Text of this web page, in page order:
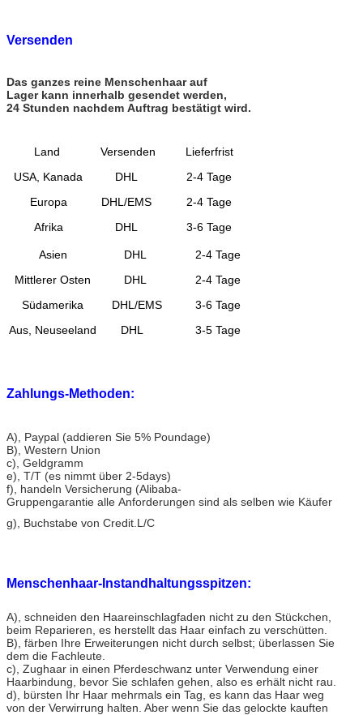
Versenden
Das ganzes reine Menschenhaar auf
Lager kann innerhalb gesendet werden,
24 Stunden nachdem Auftrag bestätigt wird.
Land Versenden
Lieferfrist
USA, Kanada
DHL
2-4 Tage
Europa
DHL/EMS
2-4 Tage
Afrika
DHL 3-6 Tage
Asien DHL
2-4 Tage
Mittlerer Osten
DHL
2-4 Tage
Südamerika
DHL/EMS
3-6 Tage
Aus, Neuseeland
DHL 3-5 Tage
Zahlungs-Methoden:
A) , Paypal (addieren Sie 5% Poundage)
B), Western Union
c), Geldgramm
e), T/T (es nimmt über 2-5days)
f), handeln Versicherung (Alibaba-
Gruppengarantie alle Anforderungen sind als selben wie Käufer
g), Buchstabe von Credit.L/C
Menschenhaar-Instandhaltungsspitzen:
A), schneiden den Haareinschlagfaden nicht zu den Stückchen,
beim Reparieren, es herstellt das Haar einfach zu verschütten.
B), färben Ihre Erweiterungen nicht durch selbst; überlassen Sie
dem die Fachleute.
c), Zughaar in einen Pferdeschwanz unter Verwendung einer
Haarbindung, bevor Sie schlafen gehen, also es erhält nicht rau.
d), bürsten Ihr Haar mehrmals ein Tag, es kann das Haar weg
von der Verwirrung halten. Aber wenn Sie das gelockte kauften